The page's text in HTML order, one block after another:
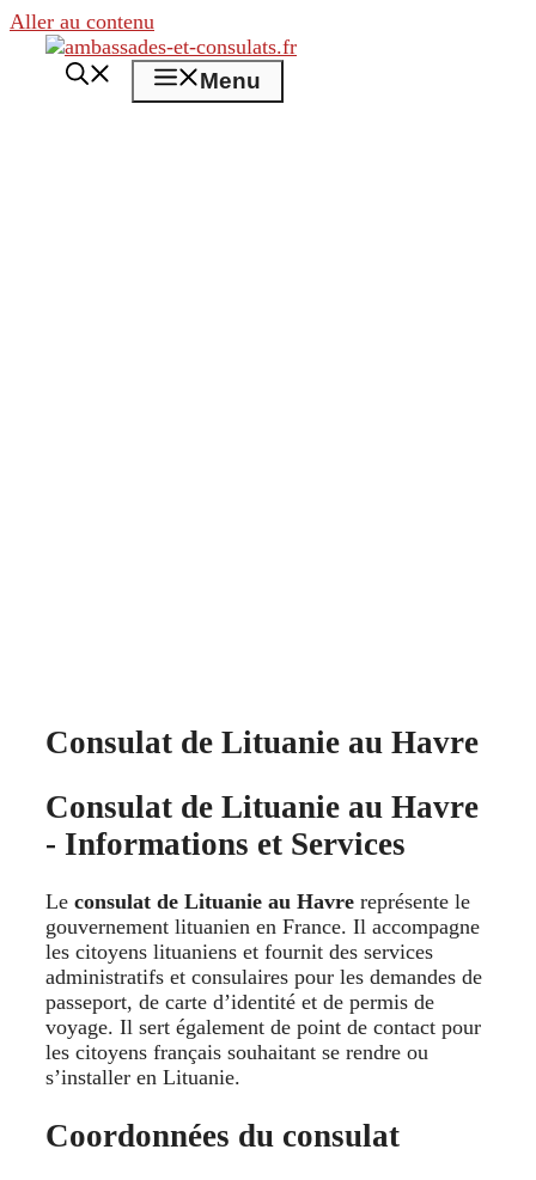
Aller au contenu
Menu
Consulat de Lituanie au Havre
Consulat de Lituanie au Havre
- Informations et Services
Le consulat de Lituanie au Havre représente le
gouvernement lituanien en France. Il accompagne
les citoyens lituaniens et fournit des services
administratifs et consulaires pour les demandes de
passeport, de carte d’identité et de permis de
voyage. Il sert également de point de contact pour
les citoyens français souhaitant se rendre ou
s’installer en Lituanie.
Coordonnées du consulat